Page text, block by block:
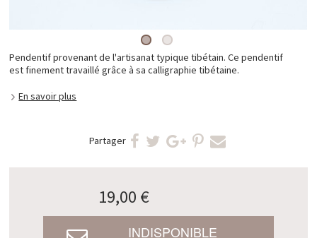
Pendentif provenant de l'artisanat typique tibétain. Ce pendentif
est finement travaillé grâce à sa calligraphie tibétaine.
En savoir plus
Partager
19,00 €
INDISPONIBLE